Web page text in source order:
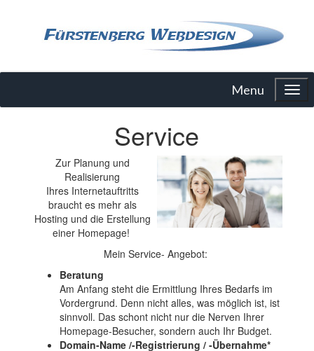
Menu
Service
Zur Planung und
Realisierung
Ihres Internetauftritts
braucht es mehr als
Hosting und die Erstellung
einer Homepage!
Mein Service- Angebot:
Beratung
Am Anfang steht die Ermittlung Ihres Bedarfs im
Vordergrund. Denn nicht alles, was möglich ist, ist
sinnvoll. Das schont nicht nur die Nerven Ihrer
Homepage-Besucher, sondern auch Ihr Budget.
Domain-Name /-Registrierung / -Übernahme*